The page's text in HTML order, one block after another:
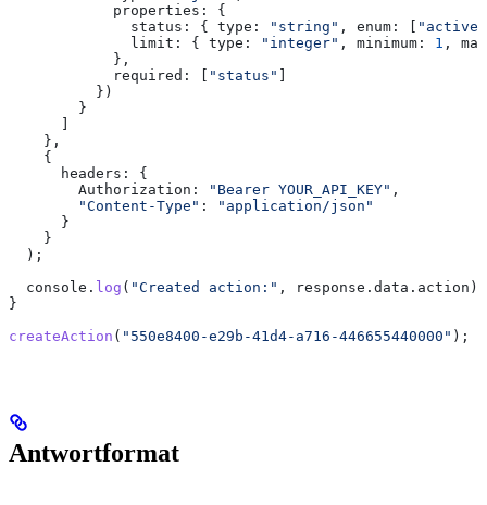
            properties:
{
              status:
{ type: "string" , enum:
"active"
              limit:
{ type: "integer" , minimum: 1 ,
            },
            required:
"status"
          })
        }
    },
    {
      headers:
{
        Authorization:
"Bearer YOUR_API_KEY" ,
        "Content-Type"
:
"application/json"
      }
    }
  );
  console
. log ( "Created action:" , response . data . action );
}
createAction ( "550e8400-e29b-41d4-a716-446655440000" );
Antwortformat